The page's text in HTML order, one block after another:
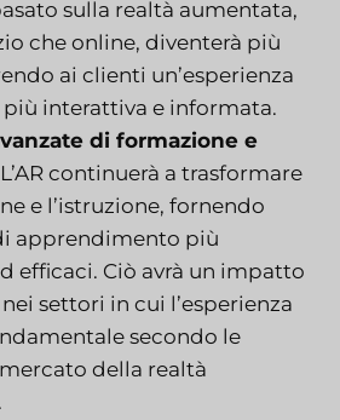
sulla realtà aumentata,
che online, diventerà più
ai clienti un’esperienza
interattiva e informata.
di formazione e
L’AR continuerà a trasformare
e l’istruzione, fornendo
apprendimento più
efficaci. Ciò avrà un impatto
settori in cui l’esperienza
secondo le
della realtà